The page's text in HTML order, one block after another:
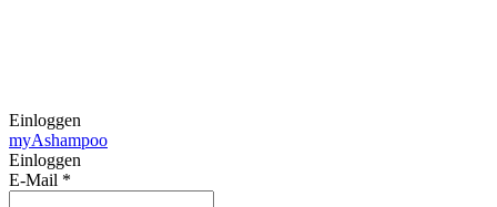
Einloggen
myAshampoo
Einloggen
E-Mail *